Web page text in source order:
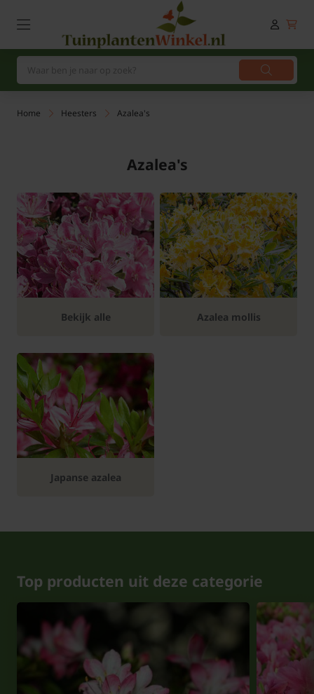
Home Heesters Azalea's
Azalea's
Bekijk alle Azalea mollis
Japanse azalea
Top producten uit deze categorie